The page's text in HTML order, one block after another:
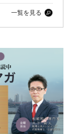
一覧を見る